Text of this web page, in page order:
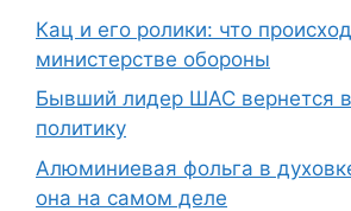
Кац и его ролики: что
министерстве обороны
Бывший лидер ШАС вернется
политику
Алюминиевая фольга в
она на самом деле